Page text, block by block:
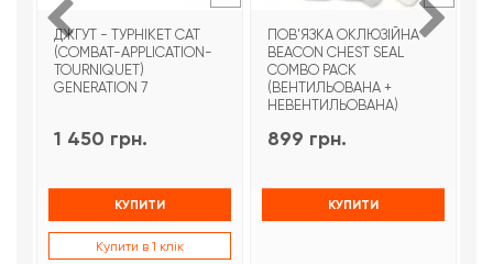
ДЖГУТ - ТУРНІКЕТ CAT
(COMBAT-APPLICATION-
TOURNIQUET)
GENERATION 7
1 450 грн.
КУПИТИ
Купити в 1 клік
ПОВ'ЯЗКА ОКЛЮЗІЙНА
BEACON CHEST SEAL
COMBO PACK
(ВЕНТИЛЬОВАНА +
НЕВЕНТИЛЬОВАНА)
899 грн.
КУПИТИ